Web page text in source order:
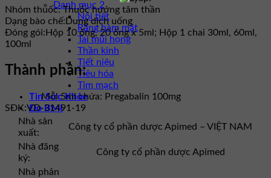
Danh mục 2
Nội tiết
Răng hàm mặt
Tai mũi họng
Thần kinh
Tiết niệu
Tiêu hóa
Tim mạch
Tin Sức Khỏe
Đo BMI
Nhóm thuốc:Thuốc hướng tâm thần
Dạng bào chế: Dung dịch uống
Đóng gói: Hộp 10 ống, 20 ống x 5ml; Hộp 1 chai 30ml, 60ml,
100ml
Thành phần:
Mỗi 5ml chứa: Pregabalin 100mg
SĐK:VD-31491-19
Nhà sản
xuất:
Công ty cổ phần dược Apimed – VIỆT NAM
Nhà đăng
ký:
Công ty cổ phần dược Apimed
Nhà phân